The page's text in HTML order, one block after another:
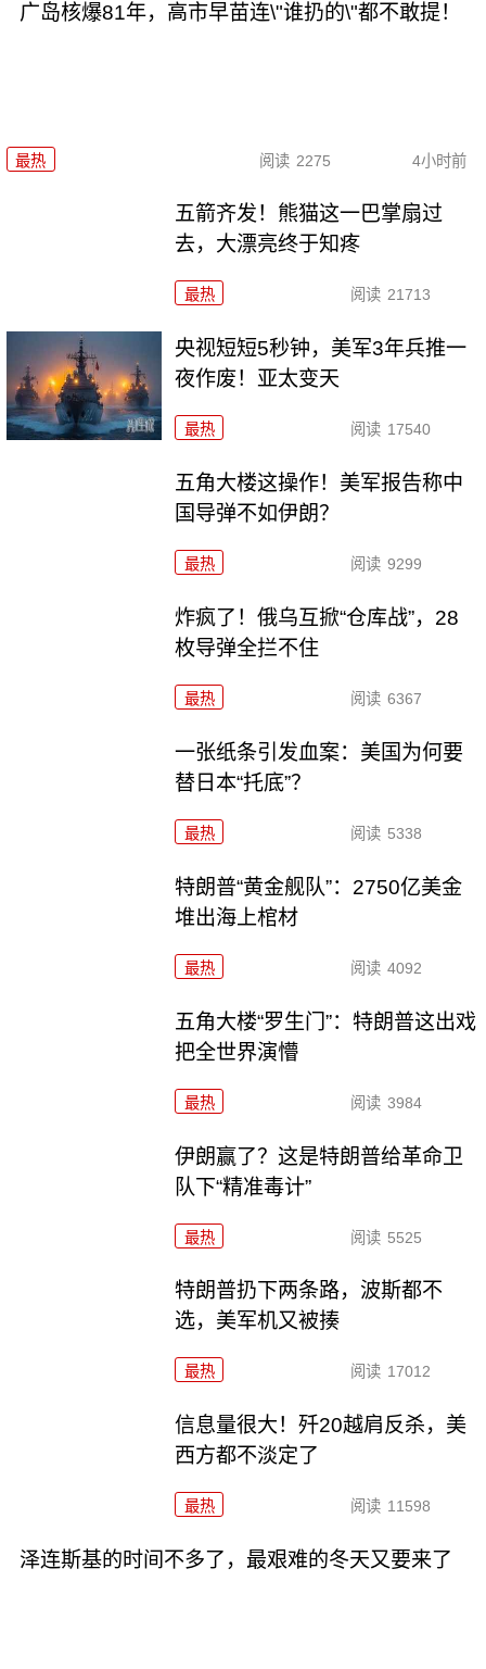
广岛核爆81年，高市早苗连\"谁扔的\"都不敢提！
最热 阅读 2275 4小时前
五箭齐发！熊猫这一巴掌扇过
去，大漂亮终于知疼
最热 阅读 21713
央视短短5秒钟，美军3年兵推一
夜作废！亚太变天
最热 阅读 17540
五角大楼这操作！美军报告称中
国导弹不如伊朗？
最热 阅读 9299
炸疯了！俄乌互掀“仓库战”，28
枚导弹全拦不住
最热 阅读 6367
一张纸条引发血案：美国为何要
替日本“托底”？
最热 阅读 5338
特朗普“黄金舰队”：2750亿美金
堆出海上棺材
最热 阅读 4092
五角大楼“罗生门”：特朗普这出戏
把全世界演懵
最热 阅读 3984
伊朗赢了？这是特朗普给革命卫
队下“精准毒计”
最热 阅读 5525
特朗普扔下两条路，波斯都不
选，美军机又被揍
最热 阅读 17012
信息量很大！歼20越肩反杀，美
西方都不淡定了
最热 阅读 11598
泽连斯基的时间不多了，最艰难的冬天又要来了